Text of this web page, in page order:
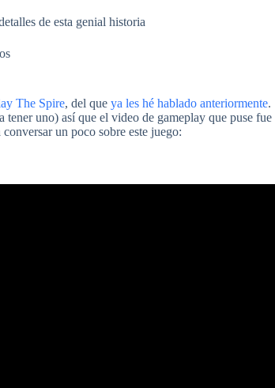
de esta genial historia
The Spire, del que ya les hé hablado anteriormente.
uno) así que el video de gameplay que puse fue
un poco sobre este juego: